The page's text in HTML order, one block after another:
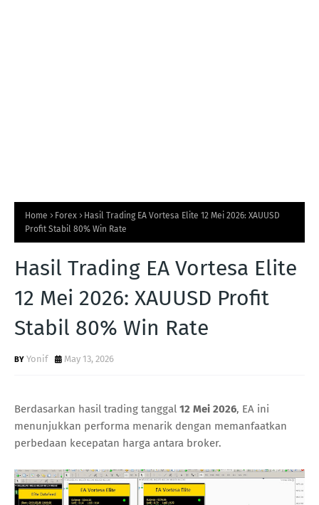
Home Forex
Hasil Trading EA Vortesa Elite 12 Mei 2026: XAUUSD
Profit Stabil 80% Win Rate
Hasil Trading EA Vortesa Elite
12 Mei 2026: XAUUSD Profit
Stabil 80% Win Rate
Yonif May 13, 2026
Berdasarkan hasil trading tanggal 12 Mei 2026, EA ini
menunjukkan performa menarik dengan memanfaatkan
perbedaan kecepatan harga antara broker.